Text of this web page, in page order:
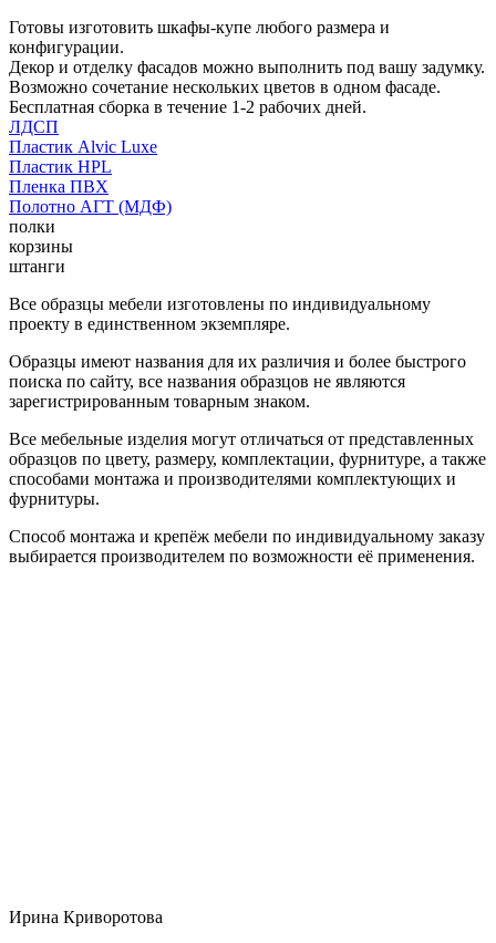
Готовы изготовить шкафы-купе любого размера и
конфигурации.
Декор и отделку фасадов можно выполнить под вашу задумку.
Возможно сочетание нескольких цветов в одном фасаде.
Бесплатная сборка в течение 1-2 рабочих дней.
ЛДСП
Пластик Alvic Luxe
Пластик HPL
Пленка ПВХ
Полотно АГТ (МДФ)
полки
корзины
штанги
Все образцы мебели изготовлены по индивидуальному
проекту в единственном экземпляре.
Образцы имеют названия для их различия и более быстрого
поиска по сайту, все названия образцов не являются
зарегистрированным товарным знаком.
Все мебельные изделия могут отличаться от представленных
образцов по цвету, размеру, комплектации, фурнитуре, а также
способами монтажа и производителями комплектующих и
фурнитуры.
Способ монтажа и крепёж мебели по индивидуальному заказу
выбирается производителем по возможности её применения.
Ирина Криворотова